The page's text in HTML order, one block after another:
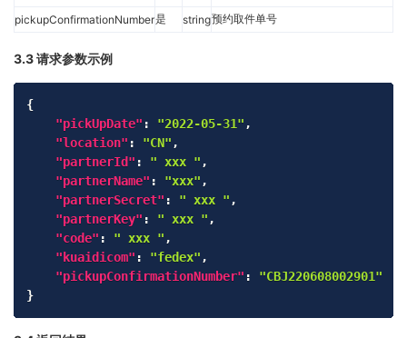
pickupConfirmationNumber是 string预约取件单号
3.3 请求参数示例
{
"pickUpDate" : "2022-05-31" ,
"location" : "CN" ,
"partnerId" : " xxx " ,
"partnerName" : "xxx" ,
"partnerSecret" : " xxx " ,
"partnerKey" : " xxx " ,
"code" : " xxx " ,
"kuaidicom" : "fedex" ,
"pickupConfirmationNumber" :
"CBJ220608002901"
}